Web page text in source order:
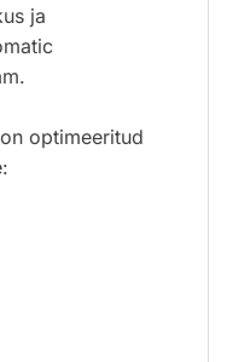
ja
optimeeritud